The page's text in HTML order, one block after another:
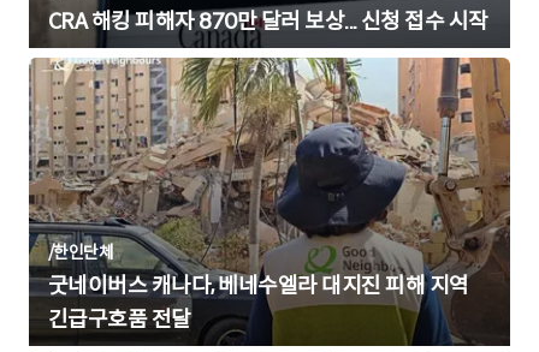
CRA 해킹 피해자 870만 달러 보상... 신청 접수 시작
/한인단체
굿네이버스 캐나다, 베네수엘라 대지진 피해 지역
긴급구호품 전달